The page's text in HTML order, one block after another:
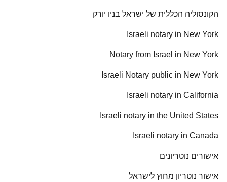
הקונסוליה הכללית של ישראל בניו יורק
Israeli notary in New York
Notary from Israel in New York
Israeli Notary public in New York
Israeli notary in California
Israeli notary in the United States
Israeli notary in Canada
אישורים נוטריונים
אישור נוטריון מחוץ לישראל